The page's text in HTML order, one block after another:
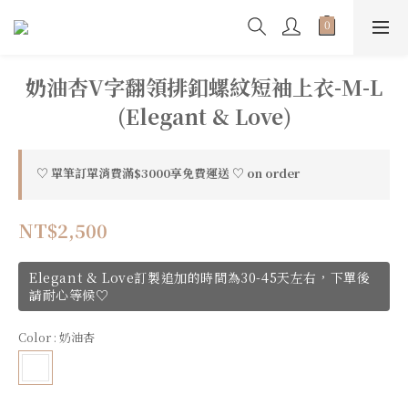
奶油杏V字翻領排釦螺紋短袖上衣-M-L
(Elegant & Love)
♡ 單筆訂單消費滿$3000享免費運送 ♡ on order
NT$2,500
Elegant & Love訂製追加的時間為30-45天左右，下單後
請耐心等候♡
Color : 奶油杏